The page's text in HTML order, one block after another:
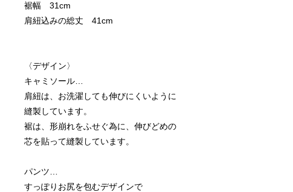
裾幅　31cm
肩紐込みの総丈　41cm
〈デザイン〉
キャミソール…
肩紐は、お洗濯しても伸びにくいように
縫製しています。
裾は、形崩れをふせぐ為に、伸びどめの
芯を貼って縫製しています。
パンツ…
すっぽりお尻を包むデザインで